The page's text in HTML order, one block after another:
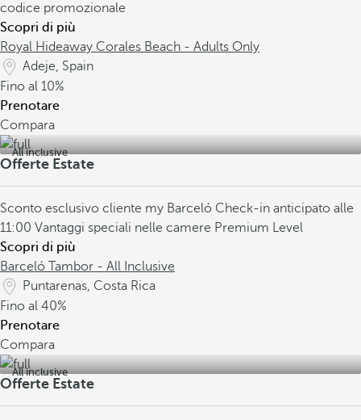
codice promozionale
Scopri di più
Royal Hideaway Corales Beach - Adults Only
Adeje, Spain
Fino al 10%
Prenotare
Compara
All inclusive
Offerte Estate
Sconto esclusivo cliente my Barceló Check-in anticipato alle
11:00 Vantaggi speciali nelle camere Premium Level
Scopri di più
Barceló Tambor - All Inclusive
Puntarenas, Costa Rica
Fino al 40%
Prenotare
Compara
All inclusive
Offerte Estate